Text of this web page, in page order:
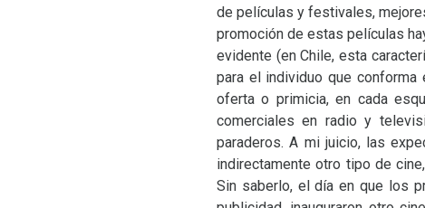
de películas y festivales,
promoción de estas películas
evidente (en Chile, esta
para el individuo que
oferta o primicia, en cada
comerciales en radio y
paraderos. A mi juicio, las
indirectamente otro tipo de
Sin saberlo, el día en que los